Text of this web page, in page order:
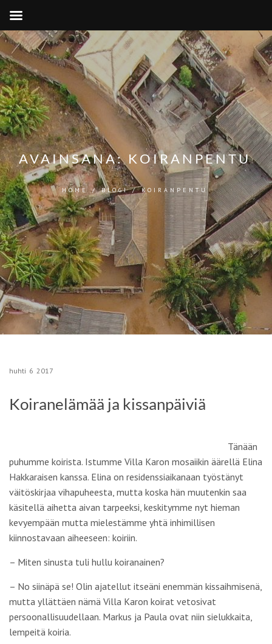
AVAINSANA: KOIRANPENTU
HOME /BLOGI/KOIRANPENTU
huhti 6 2017
Koiranelämää ja kissanpäiviä
Tänään
puhumme koirista. Istumme Villa Karon mosaiikin äärellä Elina
Hakkaraisen kanssa. Elina on residenssiaikanaan työstänyt
väitöskirjaa vihapuheesta, mutta koska hän muutenkin saa
käsitellä aihetta aivan tarpeeksi, keskitymme nyt hieman
kevyempään mutta mielestämme yhtä inhimillisen
kiinnostavaan aiheeseen: koiriin.
– Miten sinusta tuli hullu koiranainen?
– No siinäpä se! Olin ajatellut itseäni enemmän kissaihmisenä,
mutta yllättäen nämä Villa Karon koirat vetosivat
persoonallisuudellaan. Markus ja Paula ovat niin sielukkaita,
lempeitä koiria.